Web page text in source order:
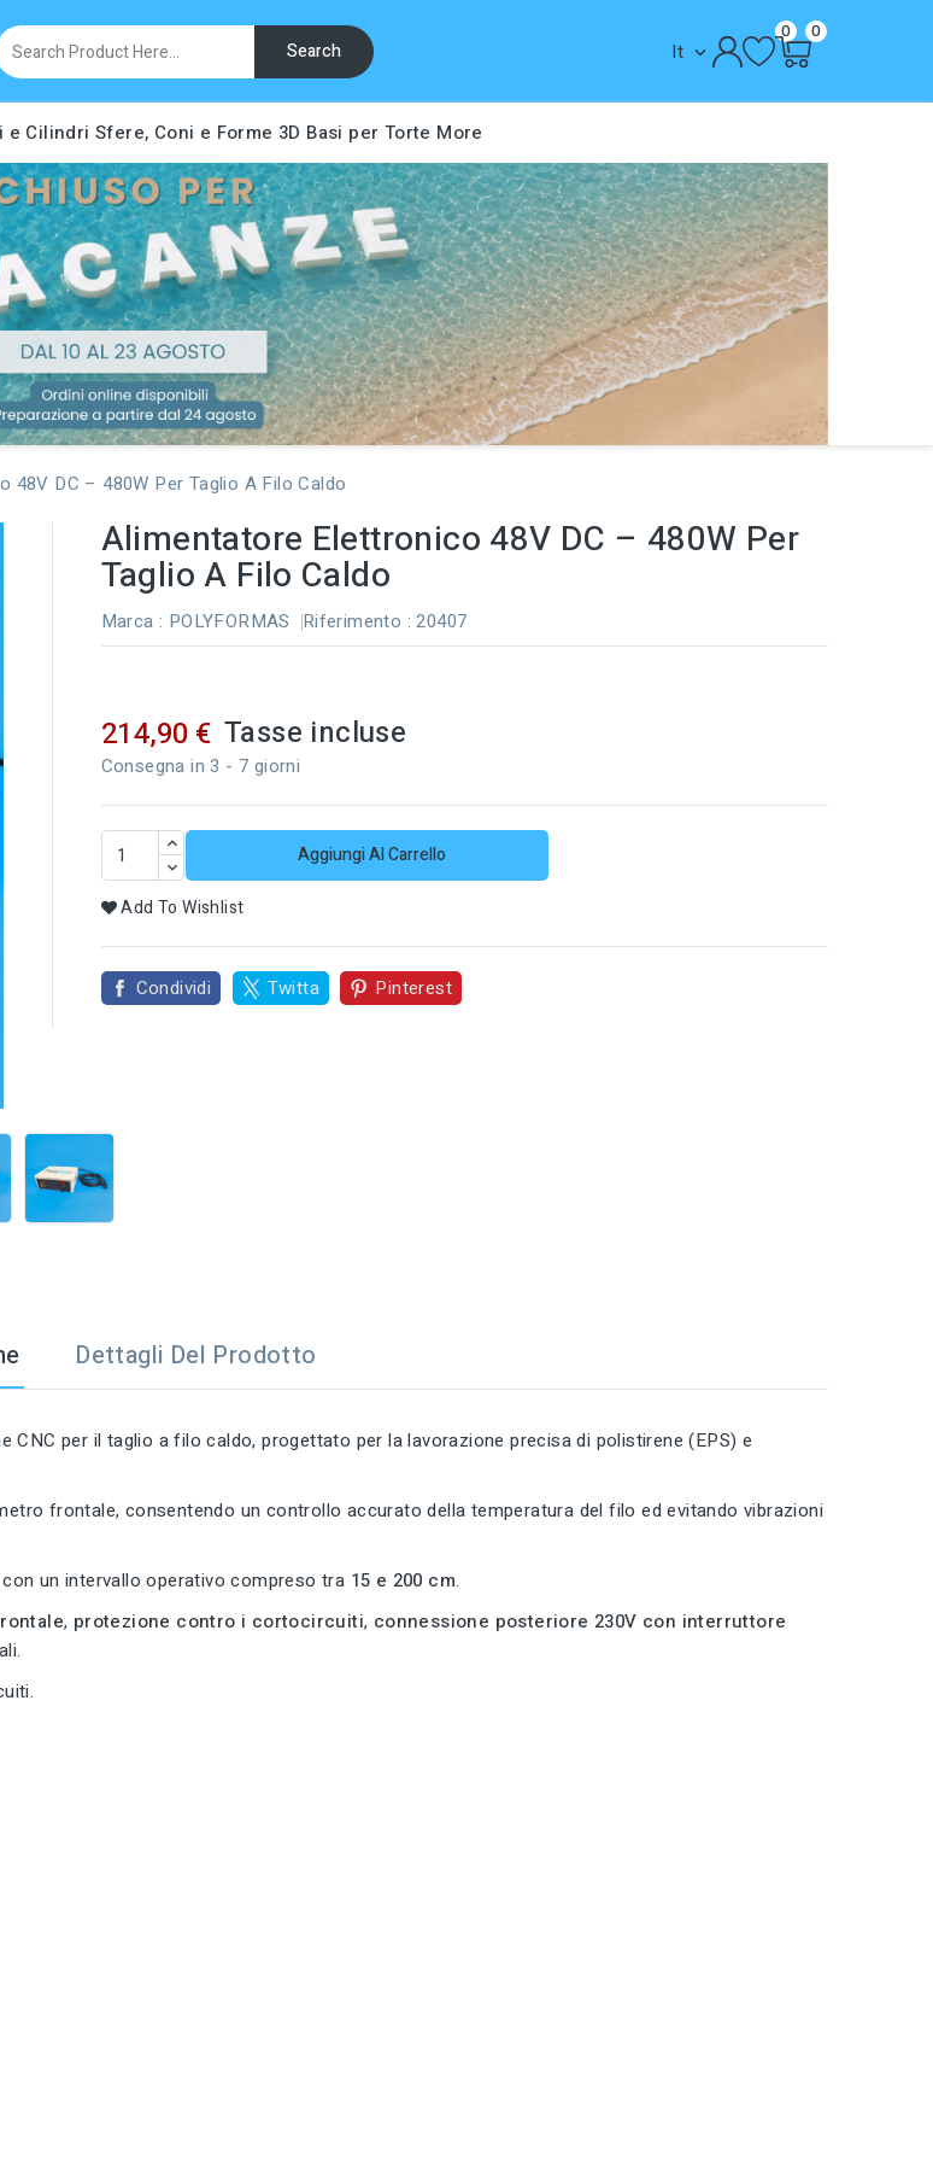
Search It 
0 0
e Cilindri Sfere, Coni e Forme 3D Basi per Torte More
48V DC – 480W Per Taglio A Filo Caldo
Alimentatore Elettronico 48V DC – 480W Per
Taglio A Filo Caldo
Marca : POLYFORMAS Riferimento : 20407
214,90 € Tasse incluse
Consegna in 3 - 7 giorni
Aggiungi Al Carrello
Add To Wishlist
Condividi Twitta Pinterest
Dettagli Del Prodotto
per il taglio a filo caldo, progettato per la lavorazione precisa di polistirene (EPS) e
frontale, consentendo un controllo accurato della temperatura del filo ed evitando vibrazioni
un intervallo operativo compreso tra 15 e 200 cm.
, protezione contro i cortocircuiti, connessione posteriore 230V con interruttore